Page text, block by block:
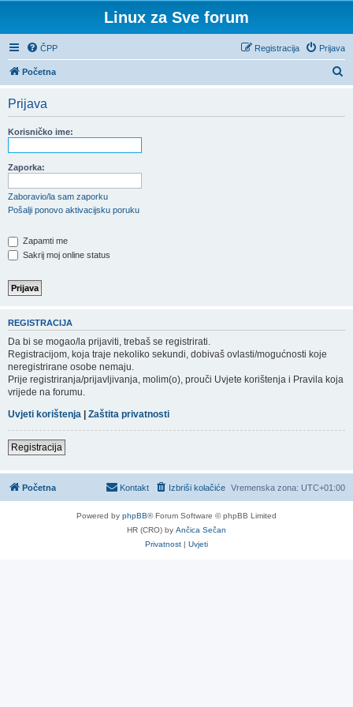
Linux za Sve forum
ČPP Prijava
Registracija
Početna
Prijava
Korisničko ime:
Zaporka:
Zaboravio/la sam zaporku
Pošalji ponovo aktivacijsku poruku
Zapamti me
Sakrij moj online status
REGISTRACIJA
Da bi se mogao/la prijaviti, trebaš se registrirati.
Registracijom, koja traje nekoliko sekundi, dobivaš ovlasti/mogućnosti koje
neregistrirane osobe nemaju.
Prije registriranja/prijavljivanja, molim(o), prouči Uvjete korištenja i Pravila koja
vrijede na forumu.
Uvjeti korištenja | Zaštita privatnosti
Registracija
Početna Vremenska zona: UTC+01:00
Izbriši kolačiće
Kontakt
Powered by phpBB® Forum Software © phpBB Limited
HR (CRO) by Ančica Sečan
Privatnost | Uvjeti